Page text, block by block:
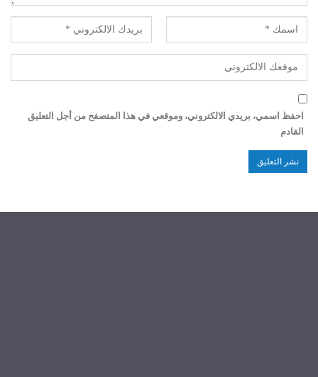
احفظ اسمي، بريدي الالكتروني، وموقعي في هذا المتصفح من أجل التعليق
القادم